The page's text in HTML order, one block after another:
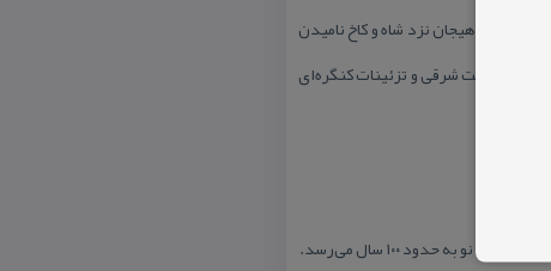
وقت لاهیجان نزد شاه و كاخ نامیدن
قسمت شرقی و تزئینات كنگره‌ای
حدود ۱۰۰ سال می‌رسد.